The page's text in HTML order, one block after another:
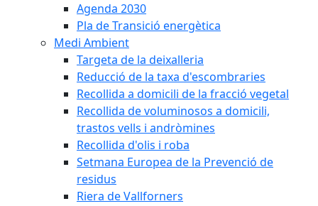
Agenda 2030
Pla de Transició energètica
Medi Ambient
Targeta de la deixalleria
Reducció de la taxa d'escombraries
Recollida a domicili de la fracció vegetal
Recollida de voluminosos a domicili,
trastos vells i andròmines
Recollida d'olis i roba
Setmana Europea de la Prevenció de
residus
Riera de Vallforners